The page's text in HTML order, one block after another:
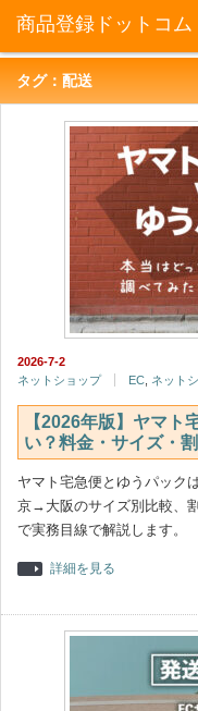
タグ：配送
2026-7-2
ネットショップ
EC ネット
【2026年版】ヤマト
い？料金・サイズ・
ヤマト宅急便とゆうパック
京→大阪のサイズ別比較、
で実務目線で解説します。
詳細を見る